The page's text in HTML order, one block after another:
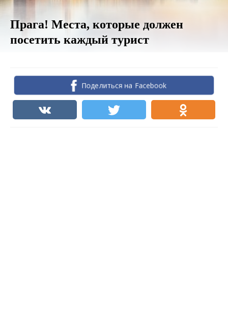
Прага! Места, которые должен
посетить каждый турист
Поделиться на Facebook